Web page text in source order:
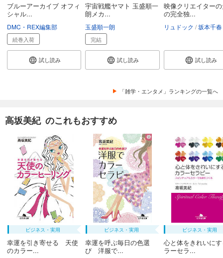
ブルーアーカイブ オフィ
シャル...
DMC・REX編集部
続巻入荷
試し読み
宇宙戦艦ヤマト 玉盛順一
朗メカ...
玉盛順一朗
完結
試し読み
映像クリエイター
の完全独...
リュドック 坂本千春
試し読み
「雑学・エンタメ」ランキングの一覧へ
高坂美紀 のこれもおすすめ
ビジネス・実用
幸運を引き寄せる 天使
のカラー...
ビジネス・実用
幸運を呼ぶ毎日の色選
び 洋服で...
ビジネス・実用
心と体をきれいに
ラーセラ...